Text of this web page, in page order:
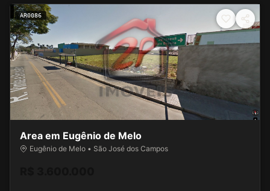
AR0086
Area em Eugênio de Melo
Eugênio de Melo • São José dos Campos